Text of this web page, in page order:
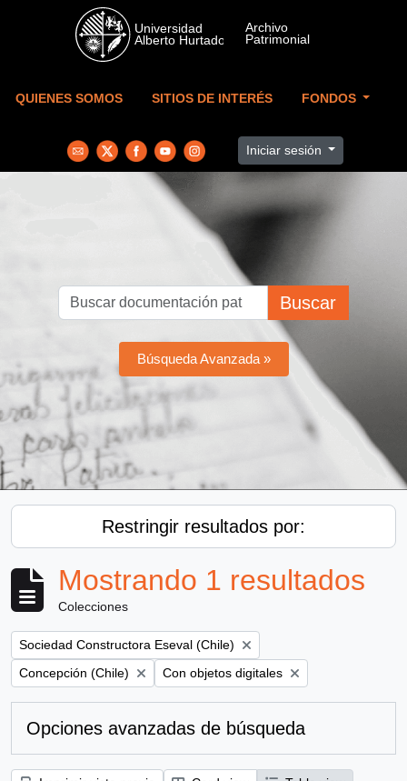
Skip to main content
QUIENES SOMOS SITIOS DE INTERÉS FONDOS
Iniciar sesión
Buscar
Búsqueda Avanzada »
Restringir resultados por:
Mostrando 1 resultados
Colecciones
Remove filter:
Sociedad Constructora Eseval (Chile)
Remove filter:
Concepción (Chile) Remove filter:
Con objetos digitales
Opciones avanzadas de búsqueda